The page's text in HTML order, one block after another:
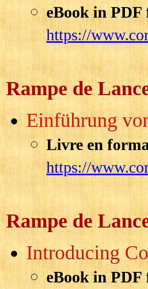
eBook in
https://
Rampe de
Einführung
Livre en
https://
Rampe de
Introducing
eBook in